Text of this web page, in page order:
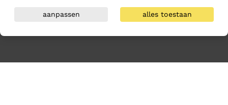
aanpassen alles toestaan